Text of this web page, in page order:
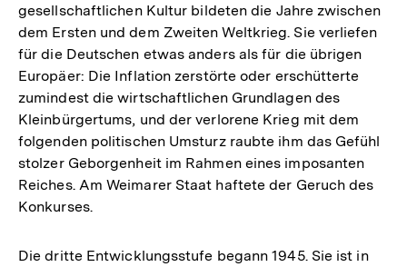
gesellschaftlichen Kultur bildeten die Jahre zwischen
dem Ersten und dem Zweiten Weltkrieg. Sie verliefen
für die Deutschen etwas anders als für die übrigen
Europäer: Die Inflation zerstörte oder erschütterte
zumindest die wirtschaftlichen Grundlagen des
Kleinbürgertums, und der verlorene Krieg mit dem
folgenden politischen Umsturz raubte ihm das Gefühl
stolzer Geborgenheit im Rahmen eines imposanten
Reiches. Am Weimarer Staat haftete der Geruch des
Konkurses.
Die dritte Entwicklungsstufe begann 1945. Sie ist in